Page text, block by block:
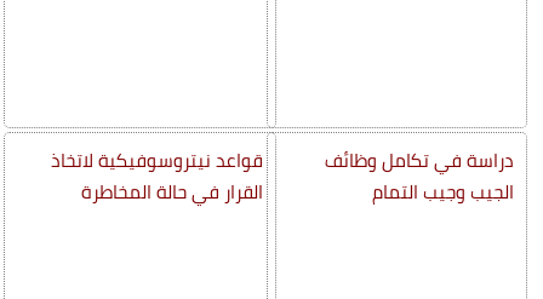
دراسة في تكامل وظائف
الجيب وجيب التمام
قواعد نيتروسوفيكية لاتخاذ
القرار في حالة المخاطرة